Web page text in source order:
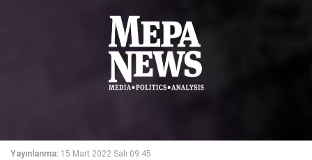
Yayınlanma: 15 Mart 2022 Salı 09:45